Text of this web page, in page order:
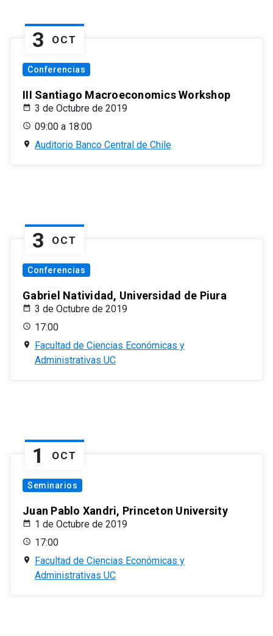
3 OCT
Conferencias
III Santiago Macroeconomics Workshop
3 de Octubre de 2019
09:00 a 18:00
Auditorio Banco Central de Chile
3 OCT
Conferencias
Gabriel Natividad, Universidad de Piura
3 de Octubre de 2019
17:00
Facultad de Ciencias Económicas y
Administrativas UC
1 OCT
Seminarios
Juan Pablo Xandri, Princeton University
1 de Octubre de 2019
17:00
Facultad de Ciencias Económicas y
Administrativas UC